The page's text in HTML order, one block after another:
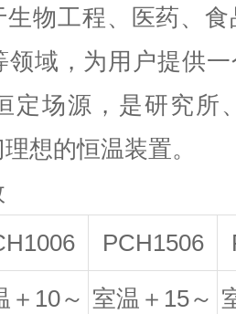
生物工程、医药、
领域，为用户提供
定场源，是研究所
想的恒温装置。
PCH1506
＋10～ 室温＋15～